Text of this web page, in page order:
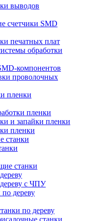
выводов
счетчики SMD
печатных плат
обработки
компонентов
проволочных
пленки
пленки
и запайки пленки
пленки
станки
станки
с ЧПУ
дереву
по дереву
станки